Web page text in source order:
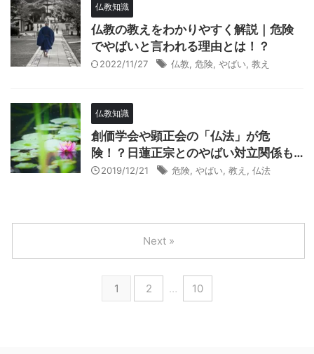
仏教知識
仏教の教えをわかりやすく解説｜危険
でやばいと言われる理由とは！？
2022/11/27 仏教 危険 やばい 教え
仏教知識
創価学会や顕正会の「仏法」が危
険！？日蓮正宗とのやばい対立関係も…
2019/12/21 危険 やばい 教え 仏法
1 2 … 10
Next »